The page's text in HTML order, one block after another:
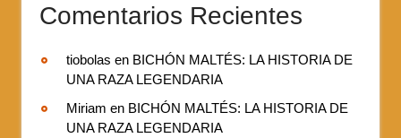
Comentarios Recientes
tiobolas en BICHÓN MALTÉS: LA HISTORIA DE
UNA RAZA LEGENDARIA
Miriam en BICHÓN MALTÉS: LA HISTORIA DE
UNA RAZA LEGENDARIA